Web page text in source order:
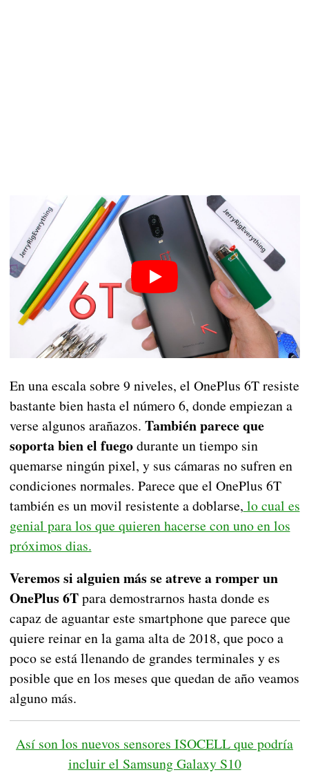
En una escala sobre 9 niveles, el OnePlus 6T resiste
bastante bien hasta el número 6, donde empiezan a
verse algunos arañazos. También parece que
soporta bien el fuegodurante un tiempo sin
quemarse ningún pixel, y sus cámaras no sufren en
condiciones normales. Parece que el OnePlus 6T
también es un movil resistente a doblarse, lo cual es
genial para los que quieren hacerse con uno en los
próximos dias.
Veremos si alguien más se atreve a romper un
OnePlus 6Tpara demostrarnos hasta donde es
capaz de aguantar este smartphone que parece que
quiere reinar en la gama alta de 2018, que poco a
poco se está llenando de grandes terminales y es
posible que en los meses que quedan de año veamos
alguno más.
Así son los nuevos sensores ISOCELL que podría
incluir el Samsung Galaxy S10